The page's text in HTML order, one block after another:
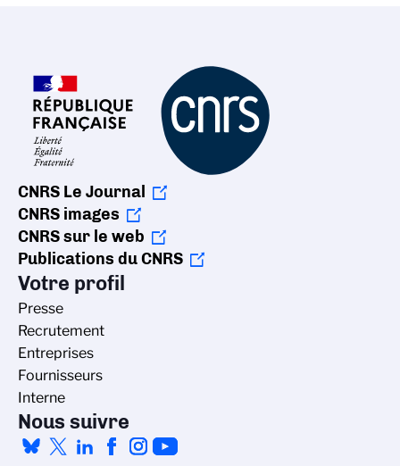
CNRS Le Journal
CNRS images
CNRS sur le web
Publications du CNRS
Votre profil
Presse
Recrutement
Entreprises
Fournisseurs
Interne
Nous suivre